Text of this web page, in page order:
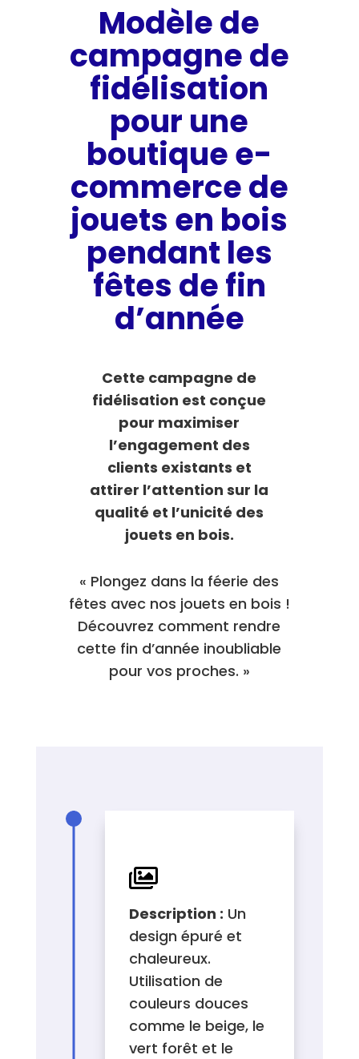
Modèle de
campagne de
fidélisation
pour une
boutique e-
commerce de
jouets en bois
pendant les
fêtes de fin
d’année
Cette campagne de
fidélisation est conçue
pour maximiser
l’engagement des
clients existants et
attirer l’attention sur la
qualité et l’unicité des
jouets en bois.
« Plongez dans la féerie des
fêtes avec nos jouets en bois !
Découvrez comment rendre
cette fin d’année inoubliable
pour vos proches. »

Description : Un
design épuré et
chaleureux.
Utilisation de
couleurs douces
comme le beige, le
vert forêt et le